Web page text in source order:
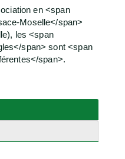
en <span
Moselle</span>
les <span
span> sont <span
span>.